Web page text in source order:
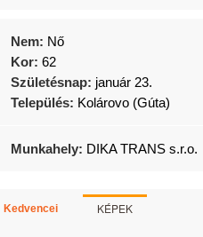
Nem: Nő
Kor: 62
Születésnap: január 23.
Település: Kolárovo (Gúta)
Munkahely: DIKA TRANS s.r.o.
Kedvencei KÉPEK